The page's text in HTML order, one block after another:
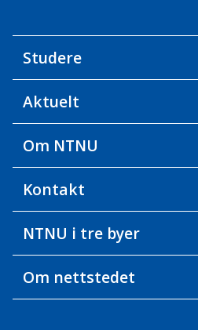
Studere
Aktuelt
Om NTNU
Kontakt
NTNU i tre byer
Om nettstedet